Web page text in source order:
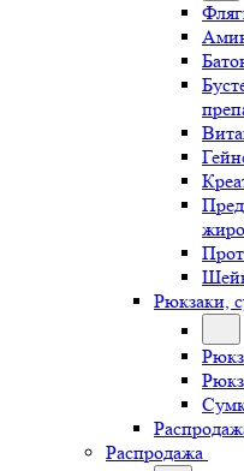
Рюкзаки,
Распродажа